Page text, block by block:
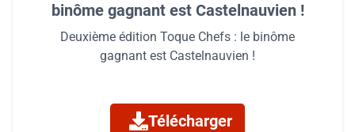
binôme gagnant est Castelnauvien !
Deuxième édition Toque Chefs : le binôme
gagnant est Castelnauvien !
Télécharger